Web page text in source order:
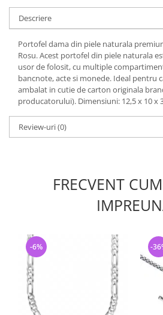
Descriere
Portofel dama din piele naturala
Rosu. Acest portofel din piele naturala
usor de folosit, cu multiple
bancnote, acte si monede. Ideal pentru
ambalat in cutie de carton originala
producatorului). Dimensiuni: 12,5 x 10 x
Review-uri(0)
FRECVENT
-6% -